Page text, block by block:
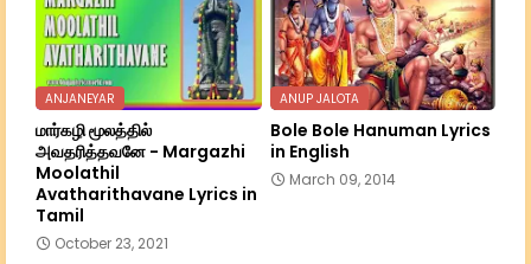
ANJANEYAR
மார்கழி மூலத்தில்
அவதரித்தவனே - Margazhi
Moolathil
Avatharithavane Lyrics in
Tamil
October 23, 2021
ANUP JALOTA
Bole Bole Hanuman Lyrics
in English
March 09, 2014